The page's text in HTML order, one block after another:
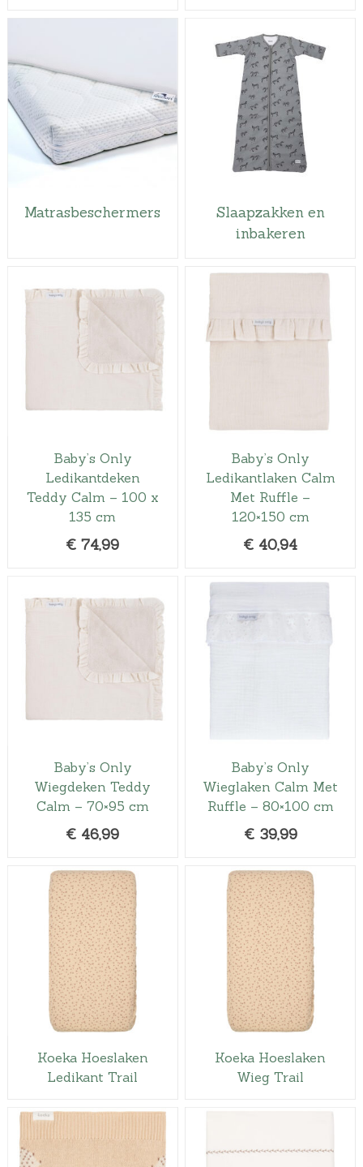
Matrasbeschermers
Slaapzakken en
inbakeren
Baby’s Only
Ledikantdeken
Teddy Calm – 100 x
135 cm
€ 74,99
Baby’s Only
Ledikantlaken Calm
Met Ruffle –
120×150 cm
€ 40,94
Baby’s Only
Wiegdeken Teddy
Calm – 70×95 cm
€ 46,99
Baby’s Only
Wieglaken Calm Met
Ruffle – 80×100 cm
€ 39,99
Koeka Hoeslaken
Ledikant Trail
Koeka Hoeslaken
Wieg Trail